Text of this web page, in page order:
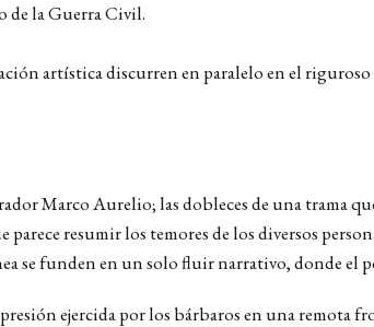
de la Guerra Civil.
artística discurren en paralelo en el
Marco Aurelio; las dobleces de una trama
resumir los temores de los diversos
se funden en un solo fluir narrativo, donde el
ejercida por los bárbaros en una remota